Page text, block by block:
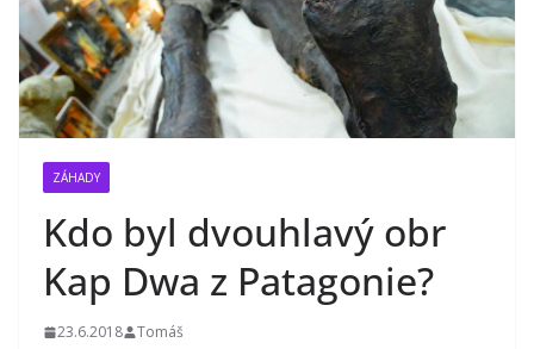
ZÁHADY
Kdo byl dvouhlavý obr
Kap Dwa z Patagonie?
23.6.2018 Tomáš